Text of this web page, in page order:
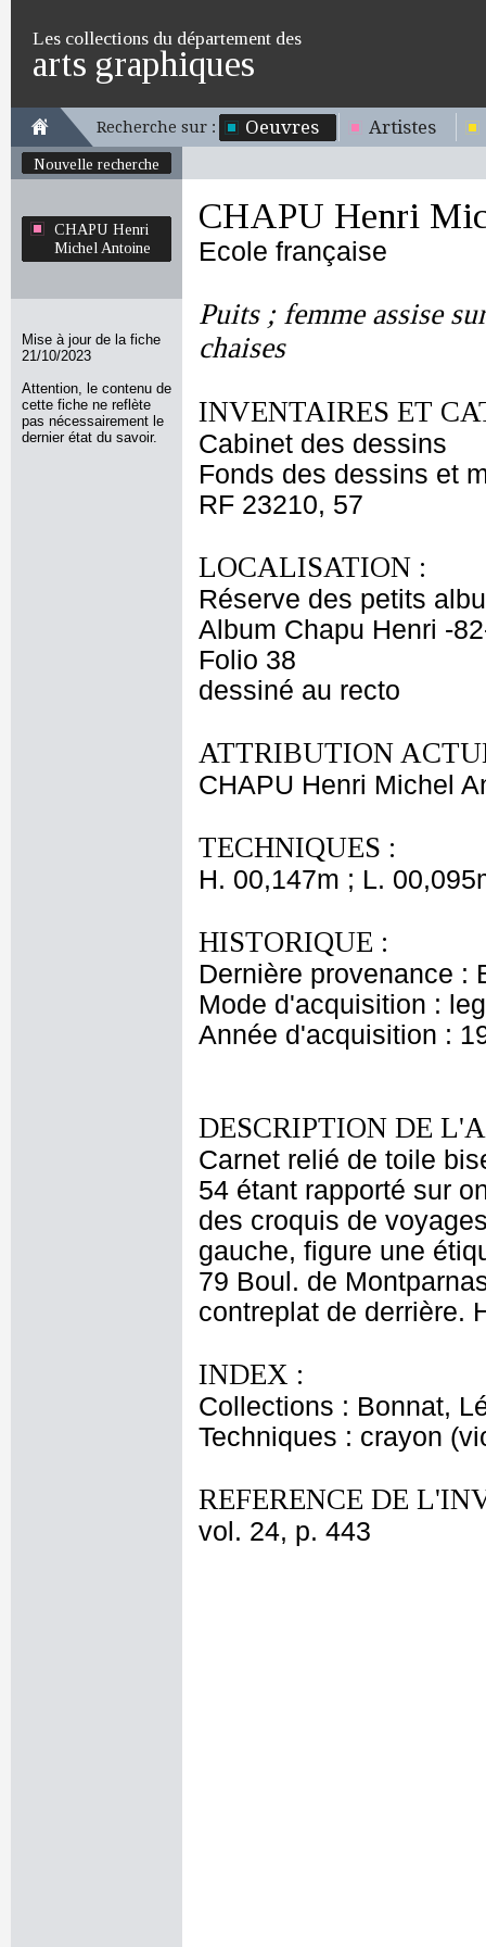
Les collections du département des
arts graphiques
Recherche sur : Oeuvres Artistes
Nouvelle recherche
CHAPU Henri
Michel Antoine
Mise à jour de la fiche
21/10/2023
Attention, le contenu de
cette fiche ne reflète
pas nécessairement le
dernier état du savoir.
CHAPU Henri
Ecole française
Puits ; femme assise
chaises
INVENTAIRES ET
Cabinet des dessins
Fonds des dessins et
RF 23210, 57
LOCALISATION :
Réserve des petits
Album Chapu Henri -
Folio 38
dessiné au recto
ATTRIBUTION
CHAPU Henri Michel
TECHNIQUES :
H. 00,147m ; L.
HISTORIQUE :
Dernière provenance :
Mode d'acquisition :
Année d'acquisition :
DESCRIPTION DE
Carnet relié de toile
54 étant rapporté sur
des croquis de
gauche, figure une
79 Boul. de
contreplat de derrière.
INDEX :
Collections : Bonnat,
Techniques : crayon
REFERENCE DE
vol. 24, p. 443